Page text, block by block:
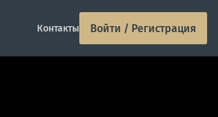
Контакты Войти / Регистрация